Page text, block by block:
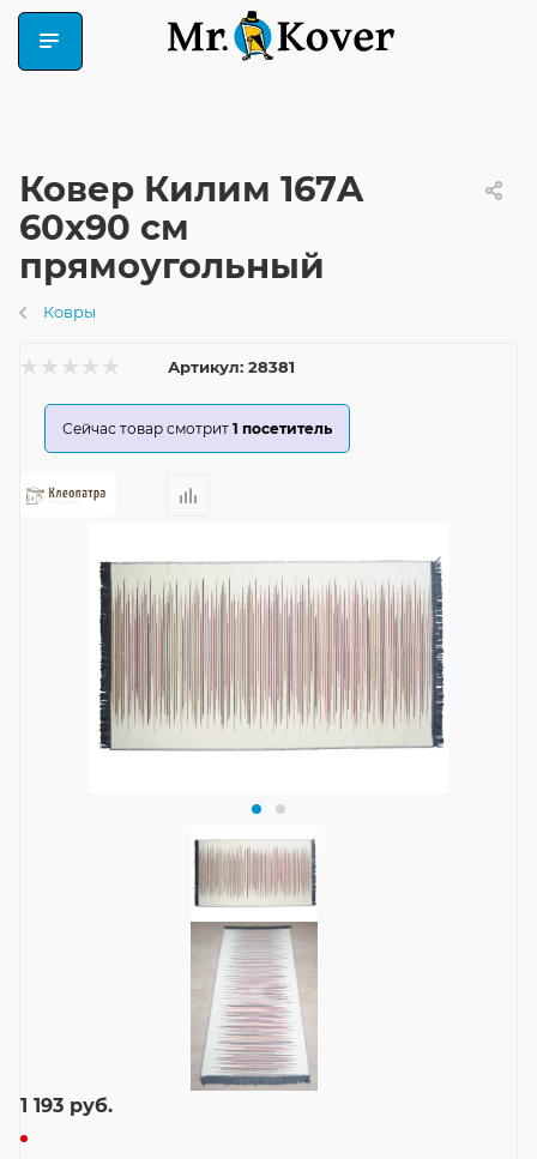
Ковер Килим 167A
60x90 см
прямоугольный
Ковры
Артикул: 28381
Сейчас товар смотрит 1 посетитель
1 193 руб.